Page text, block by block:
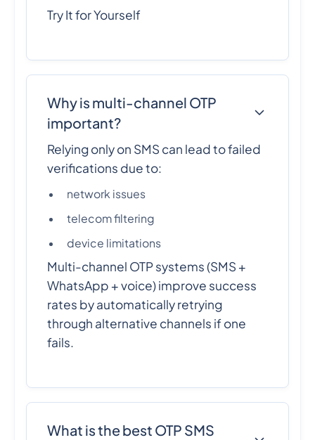
Try It for Yourself
Why is multi-channel OTP
important?
Relying only on SMS can lead to failed
verifications due to:
network issues
telecom filtering
device limitations
Multi-channel OTP systems (SMS +
WhatsApp + voice) improve success
rates by automatically retrying
through alternative channels if one
fails.
What is the best OTP SMS